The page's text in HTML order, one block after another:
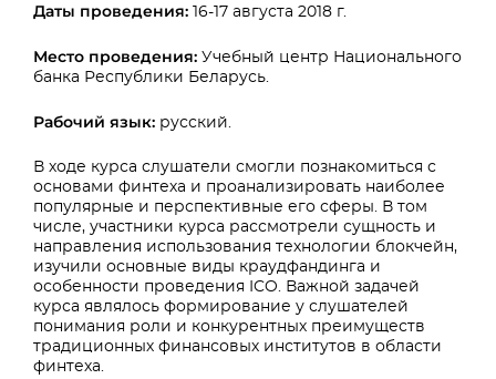
Даты проведения: 16-17 августа 2018 г.
Место проведения: Учебный центр Национального
банка Республики Беларусь.
Рабочий язык: русский.
В ходе курса слушатели смогли познакомиться с
основами финтеха и проанализировать наиболее
популярные и перспективные его сферы. В том
числе, участники курса рассмотрели сущность и
направления использования технологии блокчейн,
изучили основные виды краудфандинга и
особенности проведения ICO. Важной задачей
курса являлось формирование у слушателей
понимания роли и конкурентных преимуществ
традиционных финансовых институтов в области
финтеха.